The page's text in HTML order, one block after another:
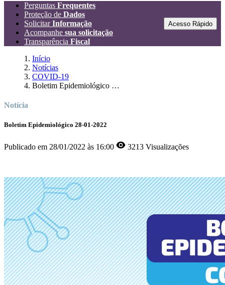
Acesso Rápido
Perguntas Frequentes
Proteção de Dados
SolicitarInformação
Acompanhe sua solicitação
Transparência Fiscal
Início
Notícias
COVID-19
Boletim Epidemiológico 28-01-2022
Notícia
Boletim Epidemiológico 28-01-2022
Publicado em 28/01/2022 às 16:00 3213 Visualizações